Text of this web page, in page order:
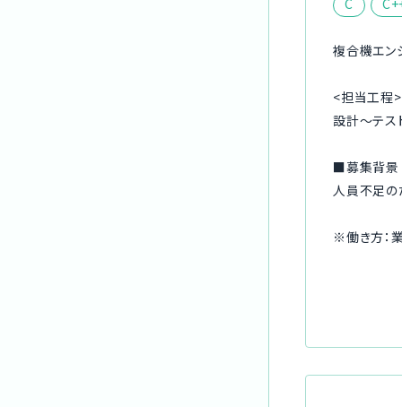
C
複合機エン
<担当工程>
設計～テス
■募集背景
人員不足の
※働き方：